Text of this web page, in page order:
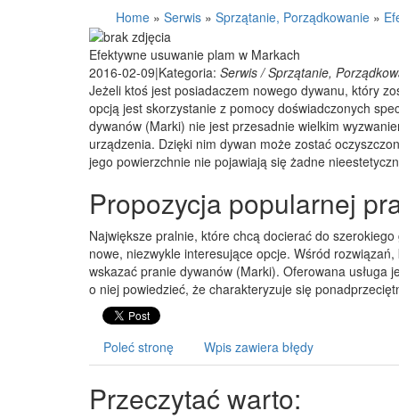
Home » Serwis » Sprzątanie, Porządkowanie »
Efektywne usuwanie plam w Markach
2016-02-09|Kategoria: Serwis / Sprzątanie,
Jeżeli ktoś jest posiadaczem nowego dywanu, który
opcją jest skorzystanie z pomocy doświadczonych
dywanów (Marki) nie jest przesadnie wielkim
urządzenia. Dzięki nim dywan może zostać
jego powierzchnie nie pojawiają się żadne
Propozycja popularnej
Największe pralnie, które chcą docierać do
nowe, niezwykle interesujące opcje. Wśród
wskazać pranie dywanów (Marki). Oferowana
o niej powiedzieć, że charakteryzuje się
Poleć stronę Wpis zawiera błędy
Przeczytać warto: